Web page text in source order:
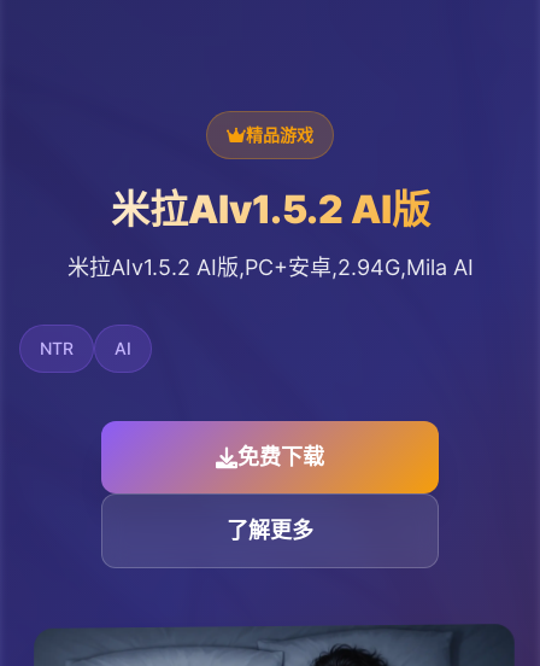
精品游戏
米拉AIv1.5.2 AI版
米拉AIv1.5.2 AI版,PC+安卓,2.94G,Mila AI
NTR AI
免费下载
了解更多